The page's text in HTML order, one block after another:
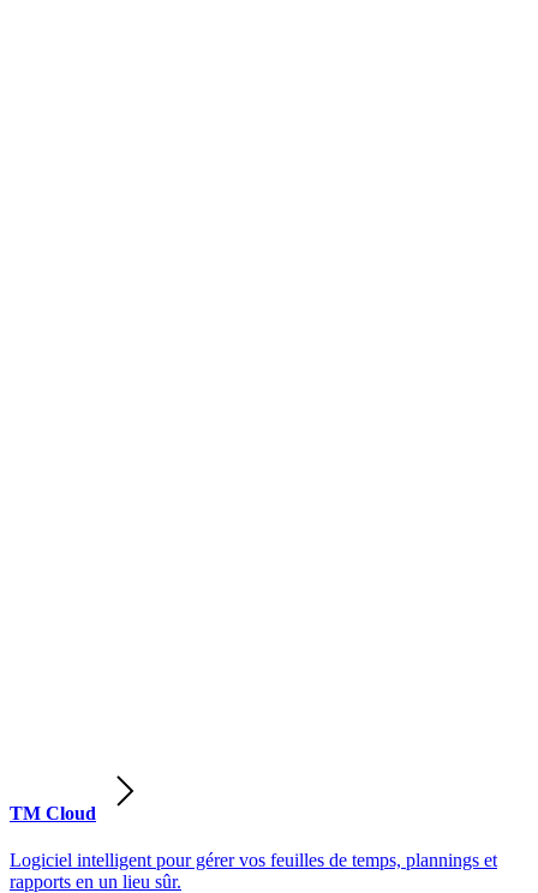
TM Cloud
Logiciel intelligent pour gérer vos feuilles de temps, plannings et
rapports en un lieu sûr.